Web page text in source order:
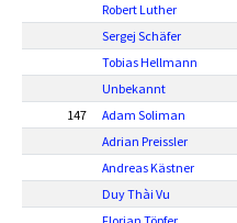
Robert Luther
Sergej Schäfer
Tobias Hellmann
Unbekannt
147
Adam Soliman
Adrian Preissler
Andreas Kästner
Duy Thài Vu